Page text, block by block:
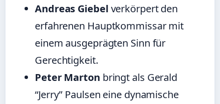
Andreas Giebel verkörpert den
erfahrenen Hauptkommissar mit
einem ausgeprägten Sinn für
Gerechtigkeit.
Peter Marton bringt als Gerald
“Jerry” Paulsen eine dynamische